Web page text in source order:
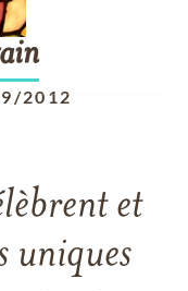
2012
et
uniques